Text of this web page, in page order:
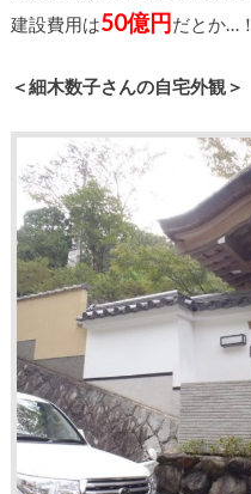
建設費用は50億円 だとか…！
＜細木数子さんの自宅外観＞